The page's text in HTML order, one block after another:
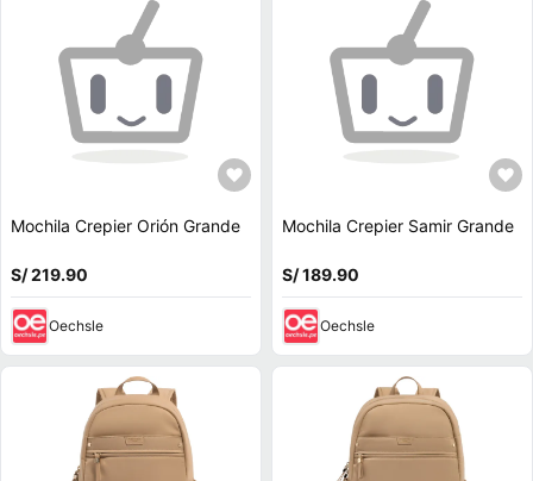
Mochila Crepier Orión Grande
S/ 219.90
Oechsle
Mochila Crepier Samir Grande
S/ 189.90
Oechsle